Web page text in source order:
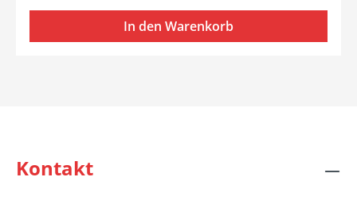
In den Warenkorb
Kontakt